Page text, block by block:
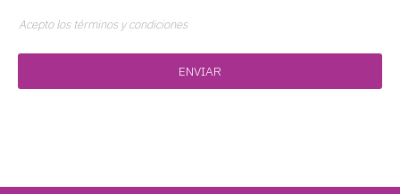
Acepto los términos y condiciones